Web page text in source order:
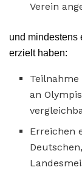
Verein
und mindestens
erzielt haben:
an
Erreichen